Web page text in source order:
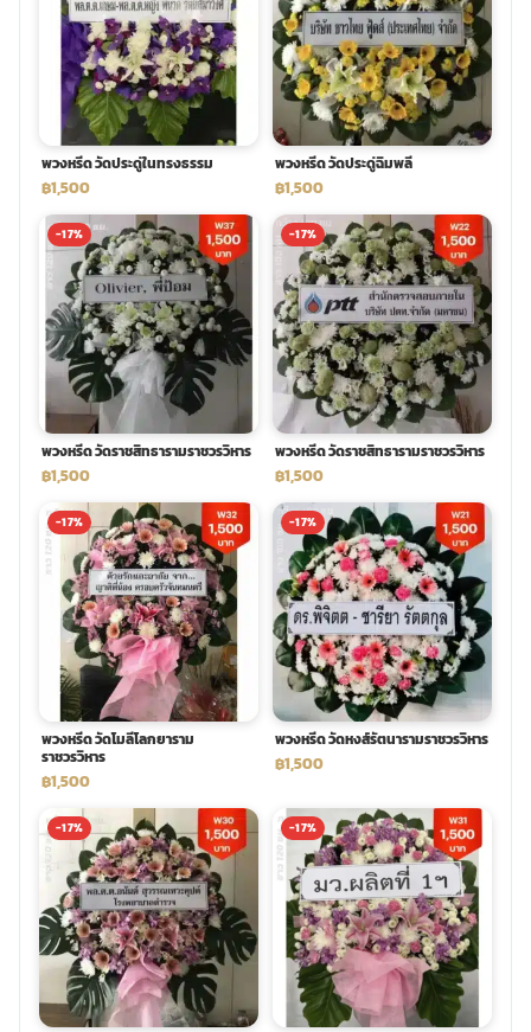
ดอกไม้งานศพ ราคาถูก
จัดดอกไม้งานศพ ราคา
ดอกไม้งานศพ ออนไลน์
พวงดอกไม้งานศพ
tpdecorate ปูพื้น
ร้านพวงหรีด กรุงเทพ ส่งฟรี
พวงหรีด ปากคลองตลาด ราคา
น้าเมรุ กรุงเทพ
พวงหรีด วัดประดู่ในทรงธรรม
฿1,500
พวงหรีด วัดประดู่ฉิมพลี
฿1,500
-17%
พวงหรีด วัดราชสิทธารามราชวรวิหาร
฿1,500
-17%
พวงหรีด วัดราชสิทธารามราชวรวิหาร
฿1,500
-17%
พวงหรีด วัดโมลีโลกยาราม
ราชวรวิหาร
฿1,500
-17%
พวงหรีด วัดหงส์รัตนารามราชวรวิหาร
฿1,500
-17% -17%